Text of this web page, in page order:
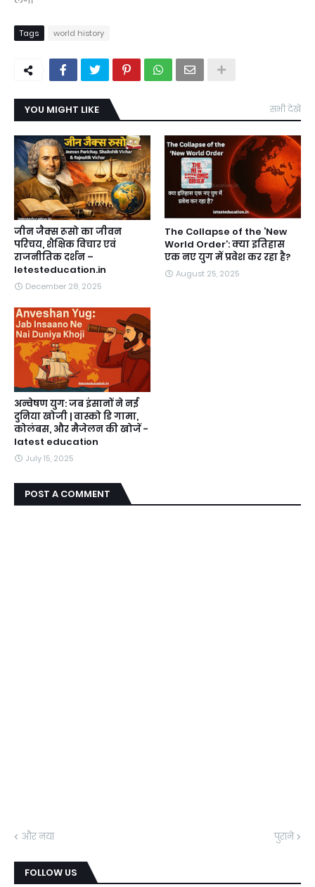
Tags world history
YOU MIGHT LIKE सभी देखें
जीन जैक्स रूसो का जीवन
परिचय, शैक्षिक विचार एवं
राजनीतिक दर्शन –
letesteducation.in
December 28, 2025
The Collapse of the ‘New
World Order’: क्या इतिहास
एक नए युग में प्रवेश कर रहा है?
August 25, 2025
अन्वेषण युग: जब इंसानों ने नई
दुनिया खोजी | वास्को डि गामा,
कोलंबस, और मैजेलन की खोजें -
latest education
July 15, 2025
POST A COMMENT
और नया पुराने
FOLLOW US